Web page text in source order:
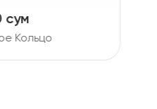
156 301 000 сум
Бриллиантовое Кольцо